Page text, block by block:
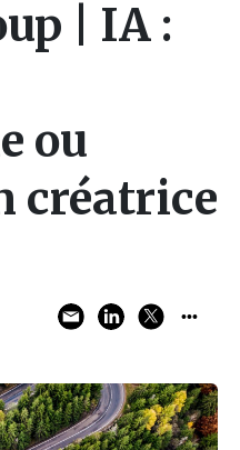
| IA :
ou
créatrice